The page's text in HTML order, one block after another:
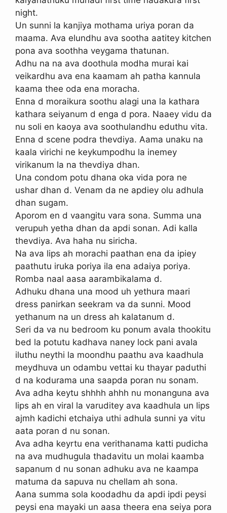
night.
Un sunni la kanjiya mothama uriya poran da
maama. Ava elundhu ava sootha aatitey kitchen
pona ava soothha veygama thatunan.
Adhu na na ava doothula modha murai kai
veikardhu ava ena kaamam ah patha kannula
kaama thee oda ena moracha.
Enna d moraikura soothu alagi una la kathara
kathara seiyanum d enga d pora. Naaey vidu da
nu soli en kaoya ava soothulandhu eduthu vita.
Enna d scene podra thevdiya. Aama unaku na
kaala virichi ne keykumpodhu la inemey
virikanum la na thevdiya dhan.
Una condom potu dhana oka vida pora ne
ushar dhan d. Venam da ne apdiey olu adhula
dhan sugam.
Aporom en d vaangitu vara sona. Summa una
verupuh yetha dhan da apdi sonan. Adi kalla
thevdiya. Ava haha nu siricha.
Na ava lips ah morachi paathan ena da ipiey
paathutu iruka poriya ila ena adaiya poriya.
Romba naal aasa aarambikalama d.
Adhuku dhana una mood uh yethura maari
dress panirkan seekram va da sunni. Mood
yethanum na un dress ah kalatanum d.
Seri da va nu bedroom ku ponum avala thookitu
bed la potutu kadhava naney lock pani avala
iluthu neythi la moondhu paathu ava kaadhula
meydhuva un odambu vettai ku thayar paduthi
d na kodurama una saapda poran nu sonam.
Ava adha keytu shhhh ahhh nu monanguna ava
lips ah en viral la varuditey ava kaadhula un lips
ajmh kadichi etchaiya uthi adhula sunni ya vitu
aata poran d nu sonan.
Ava adha keyrtu ena verithanama katti pudicha
na ava mudhugula thadavitu un molai kaamba
sapanum d nu sonan adhuku ava ne kaampa
matuma da sapuva nu chellam ah sona.
Aana summa sola koodadhu da apdi ipdi peysi
peysi ena mayaki un aasa theera ena seiya pora